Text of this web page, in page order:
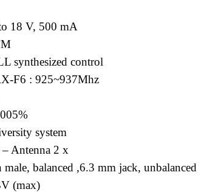
18 V, 500 mA
synthesized control
F6 : 925~937Mhz
system
Antenna 2 x
balanced ,6.3 mm jack, unbalanced
(max)